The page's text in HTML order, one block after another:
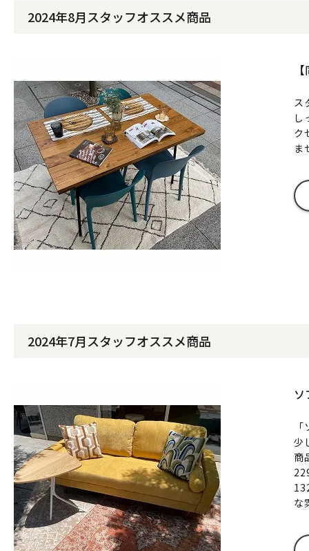
2024年8月スタッフオススメ商品
ス
し
ク
ま
2024年7月スタッフオススメ商品
少
商
な